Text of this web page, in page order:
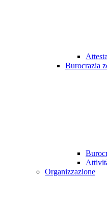
Burocrazia
Organizzazione